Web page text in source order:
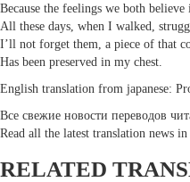
Because the feelings we both
All these days, when I walked,
I’ll not forget them, a piece of that
Has been preserved in my chest.
English translation from japanese:
Все свежие новости переводов
Read all the latest translation news in
RELATED